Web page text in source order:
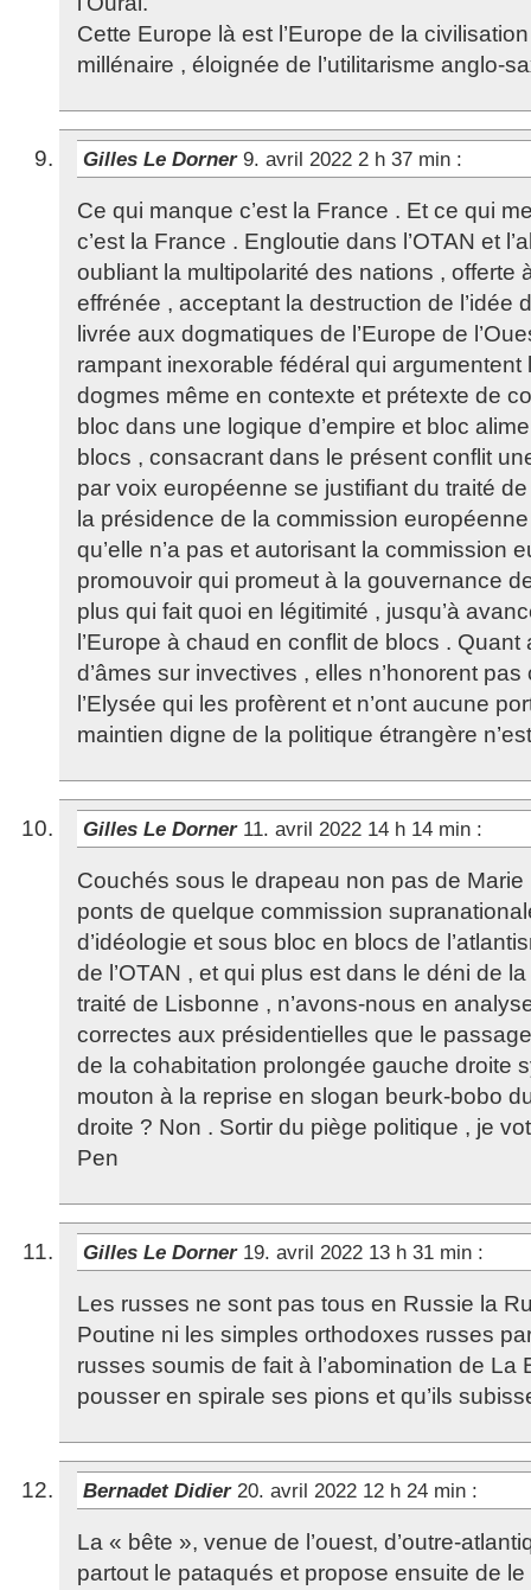
Cette Europe là est l’Europe de la
millénaire , éloignée de l’utilitarisme anglo-
Gilles Le Dorner 9. avril 2022 2 h 37 min :
Ce qui manque c’est la France . Et ce qui
c’est la France . Engloutie dans l’OTAN et
oubliant la multipolarité des nations , offerte
effrénée , acceptant la destruction de l’idée
livrée aux dogmatiques de l’Europe de
rampant inexorable fédéral qui argumentent
dogmes même en contexte et prétexte de
bloc dans une logique d’empire et bloc
blocs , consacrant dans le présent conflit
par voix européenne se justifiant du traité
la présidence de la commission
qu’elle n’a pas et autorisant la commission
promouvoir qui promeut à la gouvernance
plus qui fait quoi en légitimité , jusqu’à
l’Europe à chaud en conflit de blocs .
d’âmes sur invectives , elles n’honorent
l’Elysée qui les profèrent et n’ont aucune
maintien digne de la politique étrangère
Gilles Le Dorner 11. avril 2022 14 h 14 min :
Couchés sous le drapeau non pas de
ponts de quelque commission
d’idéologie et sous bloc en blocs de
de l’OTAN , et qui plus est dans le déni de
traité de Lisbonne , n’avons-nous en
correctes aux présidentielles que le
de la cohabitation prolongée gauche droite
mouton à la reprise en slogan beurk-bobo
droite ? Non . Sortir du piège politique , je
Pen
Gilles Le Dorner 19. avril 2022 13 h 31 min :
Les russes ne sont pas tous en Russie la
Poutine ni les simples orthodoxes russes
russes soumis de fait à l’abomination de La
pousser en spirale ses pions et qu’ils
Bernadet Didier 20. avril 2022 12 h 24 min :
La « bête », venue de l’ouest, d’outre-
partout le pataqués et propose ensuite de